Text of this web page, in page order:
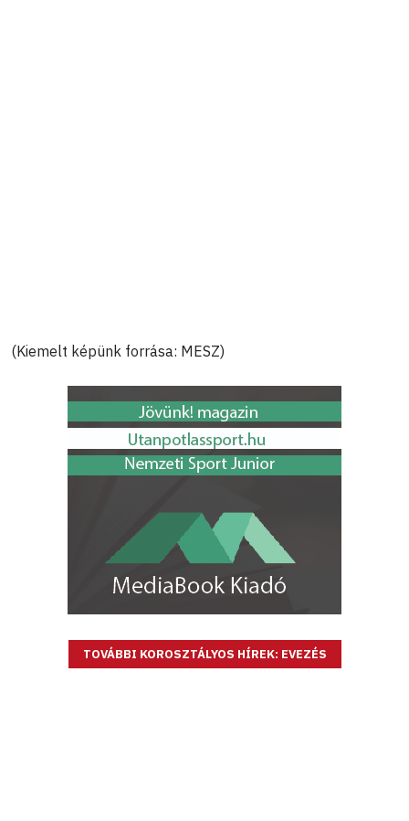
(Kiemelt képünk forrása: MESZ)
TOVÁBBI KOROSZTÁLYOS HÍREK: EVEZÉS